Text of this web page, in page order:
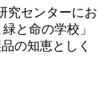
究センターにお
と命の学校」
の知恵としく